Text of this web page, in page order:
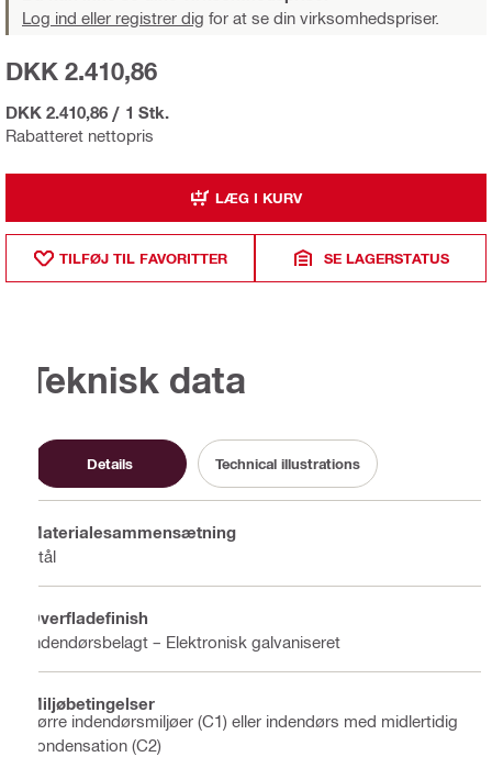
Log ind eller registrer dig for at se din virksomhedspriser.
Rabatteret nettopris
DKK 2.410,86
DKK 2.410,86 / 1 Stk.
LÆG I KURV
TILFØJ TIL FAVORITTER SE LAGERSTATUS
Teknisk data
Details Technical illustrations
Materialesammensætning
Stål
Overfladefinish
Indendørsbelagt – Elektronisk galvaniseret
Miljøbetingelser
Tørre indendørsmiljøer (C1) eller indendørs med midlertidig
kondensation (C2)